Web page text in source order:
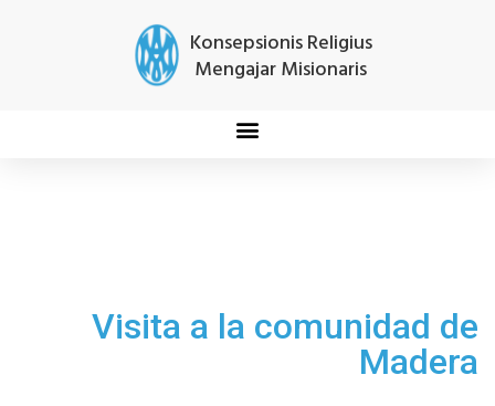
Konsepsionis Religius
Mengajar Misionaris
Visita a la comunidad de
Madera